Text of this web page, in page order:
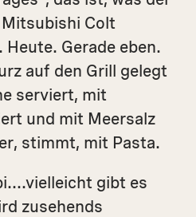
Colt
Gerade eben.
auf den Grill gelegt
serviert, mit
und mit Meersalz
stimmt, mit Pasta.
gibt es
zusehends